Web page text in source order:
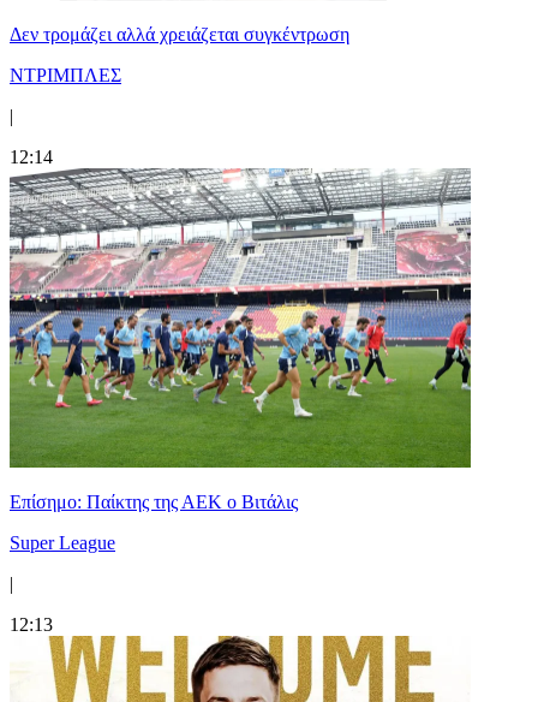
Δεν τρομάζει αλλά χρειάζεται συγκέντρωση
ΝΤΡΙΜΠΛΕΣ
|
12:14
Επίσημο: Παίκτης της ΑΕΚ ο Βιτάλις
Super League
|
12:13